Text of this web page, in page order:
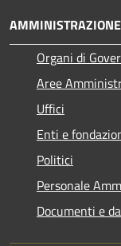
AMMINISTRAZIONE
Organi di
Aree
Uffici
Enti e
Politici
Personale
Documenti e